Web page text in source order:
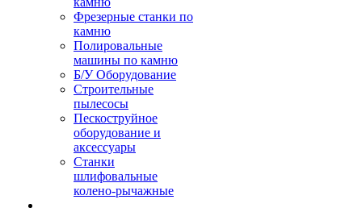
Фрезерные станки по
камню
Полировальные
машины по камню
Б/У Оборудование
Строительные
пылесосы
Пескоструйное
оборудование и
аксессуары
Станки
шлифовальные
колено-рычажные